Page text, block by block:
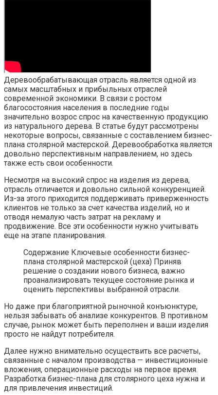
Деревообрабатывающая отрасль является одной из
самых масштабных и прибыльных отраслей
современной экономики. В связи с ростом
благосостояния населения в последние годы
значительно возрос спрос на качественную продукцию
из натурального дерева. В статье будут рассмотрены
некоторые вопросы, связанные с составлением бизнес-
плана столярной мастерской. Деревообработка является
довольно перспективным направлением, но здесь
также есть свои особенности.
Несмотря на высокий спрос на изделия из дерева,
отрасль отличается и довольно сильной конкуренцией.
Из-за этого приходится поддерживать приверженность
клиентов не только за счет качества изделий, но и
отводя немалую часть затрат на рекламу и
продвижение. Все эти особенности нужно учитывать
еще на этапе планирования.
Содержание Ключевые особенности бизнес-
плана столярной мастерской (цеха) Приняв
решение о создании нового бизнеса, важно
проанализировать текущее состояние рынка и
оценить перспективы выбранной отрасли.
Но даже при благоприятной рыночной конъюнктуре,
нельзя забывать об анализе конкурентов. В противном
случае, рынок может быть переполнен и ваши изделия
просто не найдут потребителя.
Далее нужно внимательно осуществить все расчеты,
связанные с началом производства — инвестиционные
вложения, операционные расходы на первое время.
Разработка бизнес-плана для столярного цеха нужна и
для привлечения инвестиций.